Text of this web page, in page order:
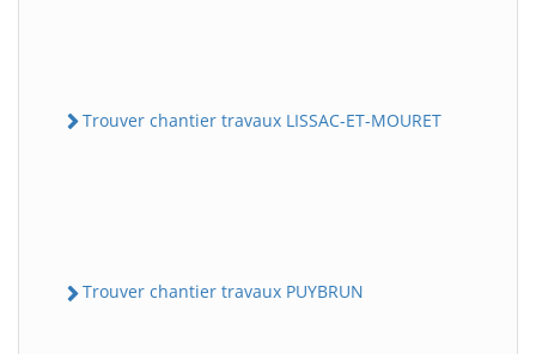
Trouver chantier travaux LISSAC-ET-MOURET
Trouver chantier travaux PUYBRUN